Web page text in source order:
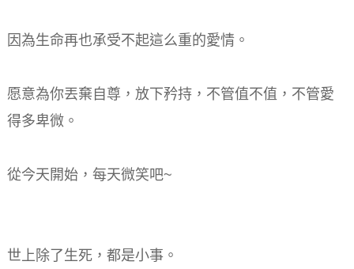
因為生命再也承受不起這么重的愛情。
愿意為你丟棄自尊，放下矜持，不管值不值，不管愛
得多卑微。
從今天開始，每天微笑吧~
世上除了生死，都是小事。